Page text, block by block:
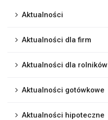
Aktualności
Aktualności dla firm
Aktualności dla rolników
Aktualności gotówkowe
Aktualności hipoteczne